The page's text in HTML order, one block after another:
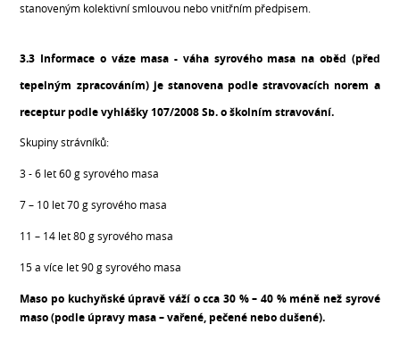
stanoveným kolektivní smlouvou nebo vnitřním předpisem.
3.3 Informace o váze masa - váha syrového masa na oběd (před
tepelným zpracováním) je stanovena podle stravovacích norem a
receptur podle vyhlášky 107/2008 Sb. o školním stravování.
Skupiny strávníků:
3 - 6 let 60 g syrového masa
7 – 10 let 70 g syrového masa
11 – 14 let 80 g syrového masa
15 a více let 90 g syrového masa
Maso po kuchyňské úpravě váží o cca 30 % – 40 % méně než syrové
maso (podle úpravy masa – vařené, pečené nebo dušené).